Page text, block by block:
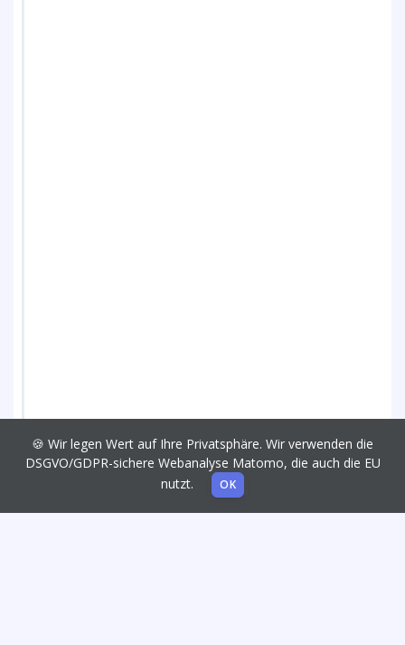
🍪 Wir legen Wert auf Ihre Privatsphäre. Wir verwenden die
DSGVO/GDPR-sichere Webanalyse Matomo, die auch die EU
nutzt.
OK